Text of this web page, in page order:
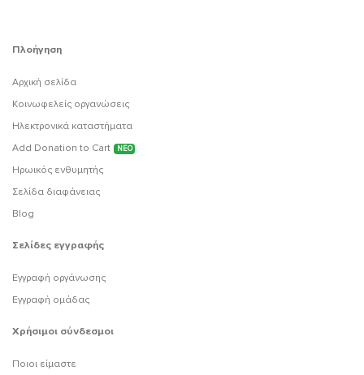
Πλοήγηση
Αρχική σελίδα
Κοινωφελείς οργανώσεις
Ηλεκτρονικά καταστήματα
Add Donation to Cart
ΝΕΟ
Ηρωικός ενθυμητής
Σελίδα διαφάνειας
Blog
Σελίδες εγγραφής
Εγγραφή οργάνωσης
Εγγραφή ομάδας
Χρήσιμοι σύνδεσμοι
Ποιοι είμαστε